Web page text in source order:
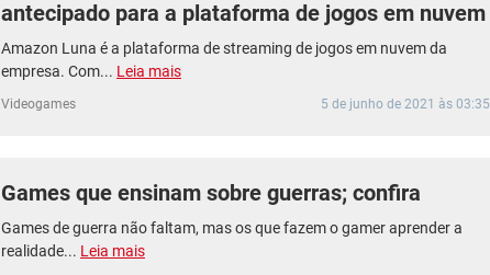
antecipado para a plataforma de jogos em nuvem
Amazon Luna é a plataforma de streaming de jogos em nuvem da
empresa. Com... Leia mais
Videogames 5 de junho de 2021 às 03:35
Games que ensinam sobre guerras; confira
Games de guerra não faltam, mas os que fazem o gamer aprender a
realidade... Leia mais